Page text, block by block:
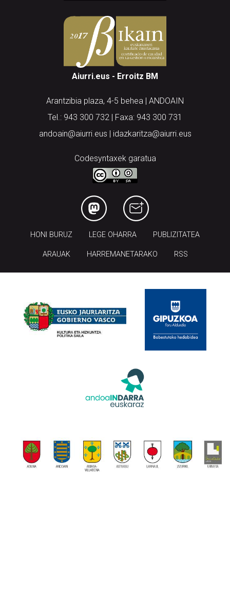
Aiurri.eus - Erroitz BM
Arantzibia plaza, 4-5 behea | ANDOAIN
Tel.: 943 300 732 | Faxa: 943 300 731
andoain@aiurri.eus | idazkaritza@aiurri.eus
Codesyntaxek garatua
HONI BURUZ LEGE OHARRA PUBLIZITATEA
ARAUAK HARREMANETARAKO RSS